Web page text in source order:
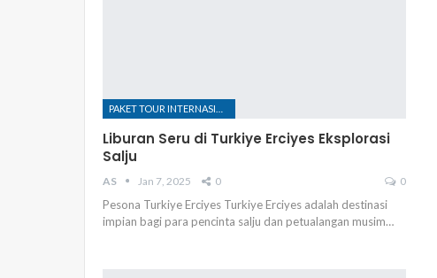
Liburan Seru di Turkiye Erciyes Eksplorasi
Salju
AS Jan 7, 2025 0 0
Pesona Turkiye Erciyes Turkiye Erciyes adalah destinasi
impian bagi para pencinta salju dan petualangan musim…